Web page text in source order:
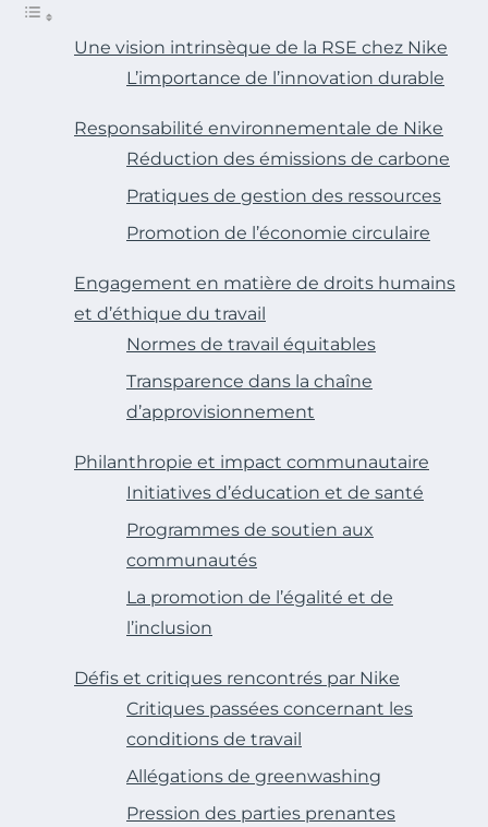
Une vision intrinsèque de la RSE chez Nike
L’importance de l’innovation durable
Responsabilité environnementale de Nike
Réduction des émissions de carbone
Pratiques de gestion des ressources
Promotion de l’économie circulaire
Engagement en matière de droits humains
et d’éthique du travail
Normes de travail équitables
Transparence dans la chaîne
d’approvisionnement
Philanthropie et impact communautaire
Initiatives d’éducation et de santé
Programmes de soutien aux
communautés
La promotion de l’égalité et de
l’inclusion
Défis et critiques rencontrés par Nike
Critiques passées concernant les
conditions de travail
Allégations de greenwashing
Pression des parties prenantes